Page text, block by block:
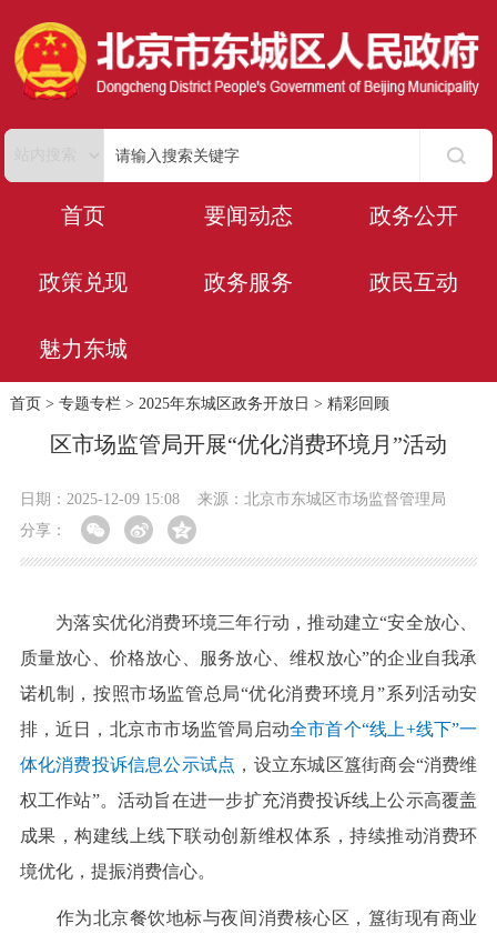
首页 要闻动态 政务公开
政策兑现 政务服务 政民互动
魅力东城
首页 > 专题专栏> 2025年东城区政务开放日 > 精彩回顾
区市场监管局开展“优化消费环境月”活动
日期：2025-12-09 15:08
来源：北京市东城区市场监督管理局
分享：
为落实优化消费环境三年行动，推动建立“安全放心、
质量放心、价格放心、服务放心、维权放心”的企业自我承
诺机制，按照市场监管总局“优化消费环境月”系列活动安
排，近日，北京市市场监管局启动全市首个“线上+线下”一
体化消费投诉信息公示试点 ，设立东城区簋街商会“消费维
权工作站”。活动旨在进一步扩充消费投诉线上公示高覆盖
成果，构建线上线下联动创新维权体系，持续推动消费环
境优化，提振消费信心。
作为北京餐饮地标与夜间消费核心区，簋街现有商业